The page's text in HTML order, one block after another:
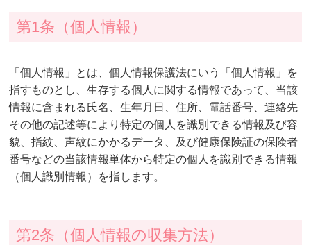
第1条（個人情報）
「個人情報」とは、個人情報保護法にいう「個人情報」を
指すものとし、生存する個人に関する情報であって、当該
情報に含まれる氏名、生年月日、住所、電話番号、連絡先
その他の記述等により特定の個人を識別できる情報及び容
貌、指紋、声紋にかかるデータ、及び健康保険証の保険者
番号などの当該情報単体から特定の個人を識別できる情報
（個人識別情報）を指します。
第2条（個人情報の収集方法）